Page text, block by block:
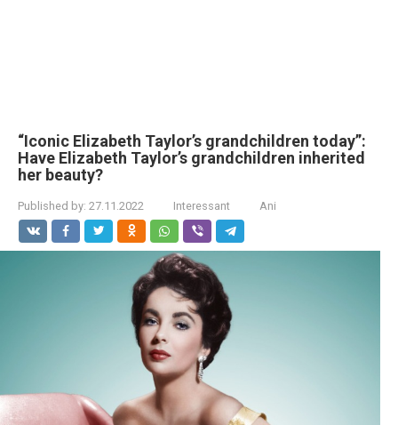
“Iconic Elizabeth Taylor’s grandchildren today”:
Have Elizabeth Taylor’s grandchildren inherited
her beauty?
Published by: 27.11.2022 Interessant Ani